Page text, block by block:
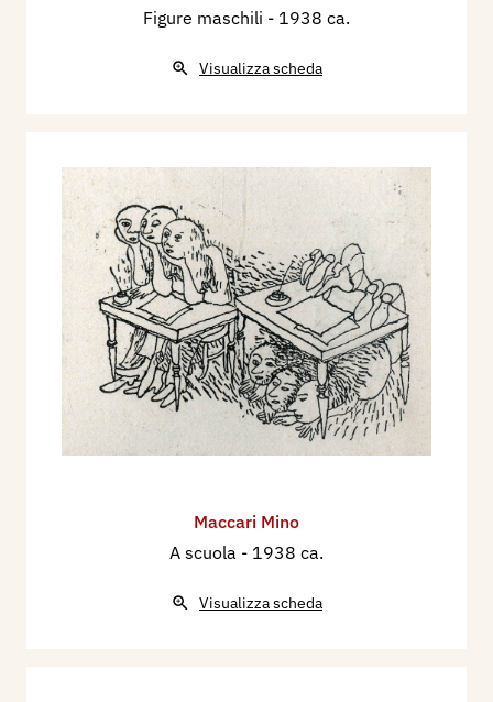
Figure maschili - 1938 ca.
Visualizza scheda
Maccari Mino
A scuola - 1938 ca.
Visualizza scheda